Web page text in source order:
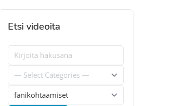
Etsi videoita